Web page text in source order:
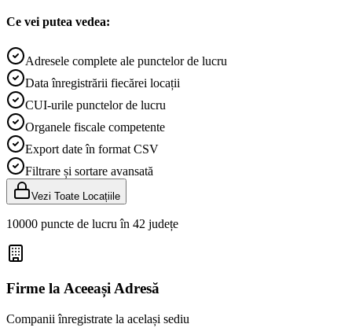
Ce vei putea vedea:
Adresele complete ale punctelor de lucru
Data înregistrării fiecărei locații
CUI-urile punctelor de lucru
Organele fiscale competente
Export date în format CSV
Filtrare și sortare avansată
Vezi Toate Locațiile
10000 puncte de lucru în 42 județe
Firme la Aceeași Adresă
Companii înregistrate la același sediu